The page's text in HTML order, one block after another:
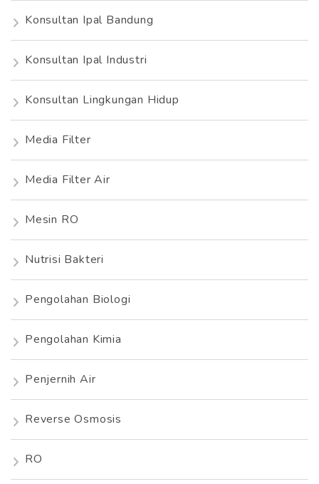
Konsultan Ipal Bandung
Konsultan Ipal Industri
Konsultan Lingkungan Hidup
Media Filter
Media Filter Air
Mesin RO
Nutrisi Bakteri
Pengolahan Biologi
Pengolahan Kimia
Penjernih Air
Reverse Osmosis
RO